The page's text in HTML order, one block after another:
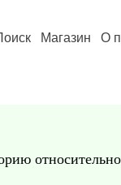
Магазин О